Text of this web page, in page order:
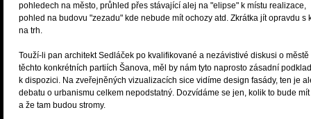
pohledech na město, průhled přes stávající alej na "elipse" k místu realizace,
pohled na budovu "zezadu" kde nebude mít ochozy atd. Zkrátka jít opravdu s
na trh.
Touží-li pan architekt Sedláček po kvalifikované a nezávistivé diskusi o městě
těchto konkrétních partiích Šanova, měl by nám tyto naprosto zásadní
k dispozici. Na zveřejněných vizualizacích sice vidíme design fasády, ten je
debatu o urbanismu celkem nepodstatný. Dozvídáme se jen, kolik to bude
a že tam budou stromy.